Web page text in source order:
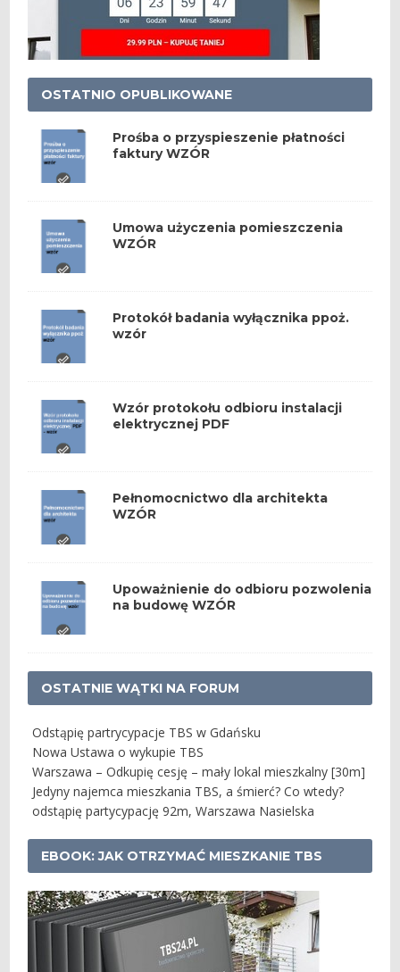
OSTATNIO OPUBLIKOWANE
Prośba o przyspieszenie płatności
faktury WZÓR
Umowa użyczenia pomieszczenia
WZÓR
Protokół badania wyłącznika ppoż.
wzór
Wzór protokołu odbioru instalacji
elektrycznej PDF
Pełnomocnictwo dla architekta
WZÓR
Upoważnienie do odbioru pozwolenia
na budowę WZÓR
OSTATNIE WĄTKI NA FORUM
Odstąpię partrycypacje TBS w Gdańsku
Nowa Ustawa o wykupie TBS
Warszawa – Odkupię cesję – mały lokal mieszkalny [30m]
Jedyny najemca mieszkania TBS, a śmierć? Co wtedy?
odstąpię partycypację 92m, Warszawa Nasielska
EBOOK: JAK OTRZYMAĆ MIESZKANIE TBS